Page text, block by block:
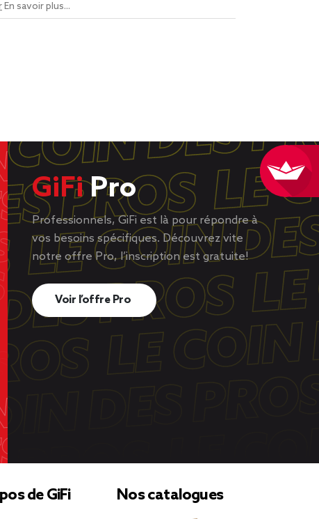
En savoir plus...
GiFiPro
Professionnels, GiFi est là pour répondre à
vos besoins spécifiques. Découvrez vite
notre offre Pro, l’inscription est gratuite!
Voir l’offre Pro
de GiFi Nos catalogues